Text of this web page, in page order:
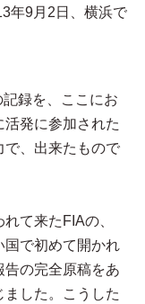
年9月2日、横浜で
録を、ここにお
発に参加された
で、出来たもので
て来たFIAの、
国で初めて開かれ
告の完全原稿をあ
した。こうした